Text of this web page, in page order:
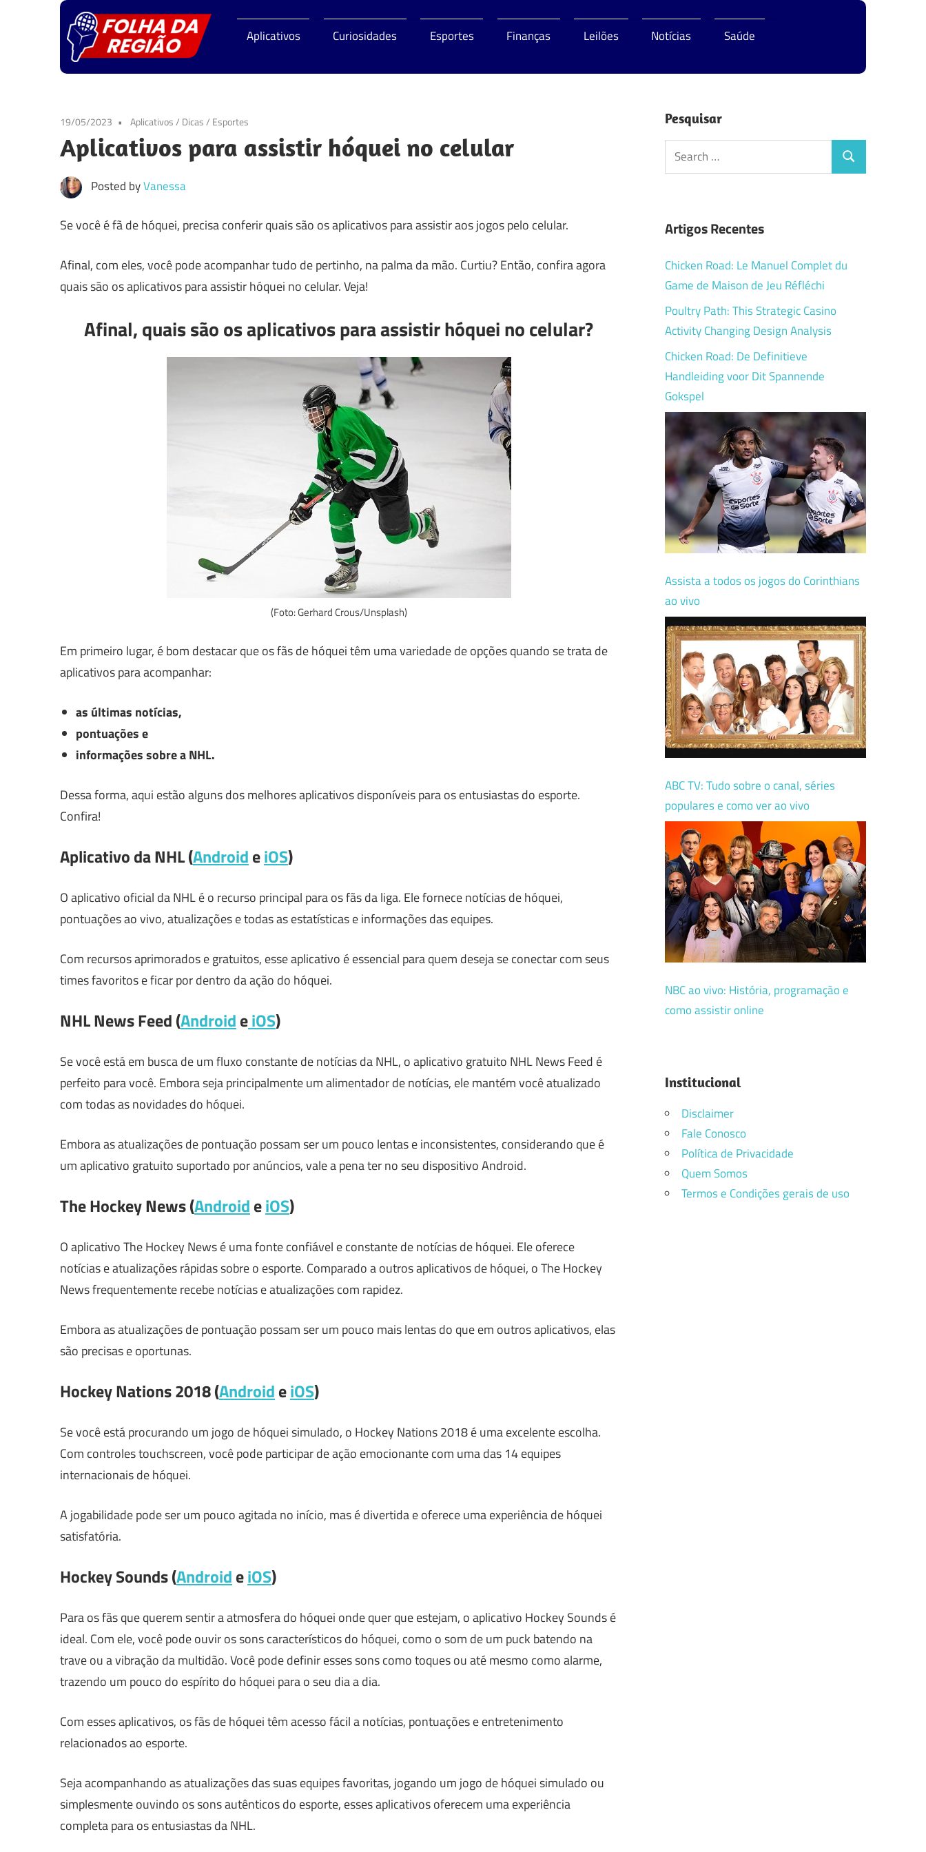
Skip
to
content
Folha
da
Região
Aplicativos Curiosidades Esportes Finanças Leilões Notícias Saúde
19/05/2023 Aplicativos/ Dicas/ Esportes
Aplicativos para assistir hóquei no celular
Posted byVanessa
Se você é fã de hóquei, precisa conferir quais são os aplicativos para assistir aos jogos pelo celular.
Afinal, com eles, você pode acompanhar tudo de pertinho, na palma da mão. Curtiu? Então, confira agora
quais são os aplicativos para assistir hóquei no celular. Veja!
Afinal, quais são os aplicativos para assistir hóquei no celular?
(Foto: Gerhard Crous/Unsplash)
Em primeiro lugar, é bom destacar que os fãs de hóquei têm uma variedade de opções quando se trata de
aplicativos para acompanhar:
as últimas notícias,
pontuações e
informações sobre a NHL.
Dessa forma, aqui estão alguns dos melhores aplicativos disponíveis para os entusiastas do esporte.
Confira!
Aplicativo da NHL (AndroideiOS)
O aplicativo oficial da NHL é o recurso principal para os fãs da liga. Ele fornece notícias de hóquei,
pontuações ao vivo, atualizações e todas as estatísticas e informações das equipes.
Com recursos aprimorados e gratuitos, esse aplicativo é essencial para quem deseja se conectar com seus
times favoritos e ficar por dentro da ação do hóquei.
NHL News Feed (AndroideiOS)
Se você está em busca de um fluxo constante de notícias da NHL, o aplicativo gratuito NHL News Feed é
perfeito para você. Embora seja principalmente um alimentador de notícias, ele mantém você atualizado
com todas as novidades do hóquei.
Embora as atualizações de pontuação possam ser um pouco lentas e inconsistentes, considerando que é
um aplicativo gratuito suportado por anúncios, vale a pena ter no seu dispositivo Android.
The Hockey News (AndroideiOS)
O aplicativo The Hockey News é uma fonte confiável e constante de notícias de hóquei. Ele oferece
notícias e atualizações rápidas sobre o esporte. Comparado a outros aplicativos de hóquei, o The Hockey
News frequentemente recebe notícias e atualizações com rapidez.
Embora as atualizações de pontuação possam ser um pouco mais lentas do que em outros aplicativos, elas
são precisas e oportunas.
Hockey Nations 2018 (AndroideiOS)
Se você está procurando um jogo de hóquei simulado, o Hockey Nations 2018 é uma excelente escolha.
Com controles touchscreen, você pode participar de ação emocionante com uma das 14 equipes
internacionais de hóquei.
A jogabilidade pode ser um pouco agitada no início, mas é divertida e oferece uma experiência de hóquei
satisfatória.
Hockey Sounds (AndroideiOS)
Para os fãs que querem sentir a atmosfera do hóquei onde quer que estejam, o aplicativo Hockey Sounds é
ideal. Com ele, você pode ouvir os sons característicos do hóquei, como o som de um puck batendo na
trave ou a vibração da multidão. Você pode definir esses sons como toques ou até mesmo como alarme,
trazendo um pouco do espírito do hóquei para o seu dia a dia.
Com esses aplicativos, os fãs de hóquei têm acesso fácil a notícias, pontuações e entretenimento
relacionados ao esporte.
Seja acompanhando as atualizações das suas equipes favoritas, jogando um jogo de hóquei simulado ou
simplesmente ouvindo os sons autênticos do esporte, esses aplicativos oferecem uma experiência
completa para os entusiastas da NHL.
Pesquisar
Search
for:
Search
Artigos Recentes
Chicken Road: Le Manuel Complet du
Game de Maison de Jeu Réfléchi
Poultry Path: This Strategic Casino
Activity Changing Design Analysis
Chicken Road: De Definitieve
Handleiding voor Dit Spannende
Gokspel
Assista a todos os jogos do Corinthians
ao vivo
ABC TV: Tudo sobre o canal, séries
populares e como ver ao vivo
NBC ao vivo: História, programação e
como assistir online
Institucional
Disclaimer
Fale Conosco
Política de Privacidade
Quem Somos
Termos e Condições gerais de uso